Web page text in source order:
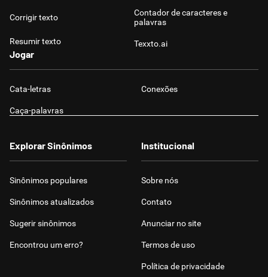
Corrigir texto
Resumir texto
Contador de caracteres e
palavras
Texxto.ai
Jogar
Cata-letras Conexões
Caça-palavras
Explorar Sinônimos
Sinônimos populares
Sinônimos atualizados
Sugerir sinônimos
Encontrou um erro?
Institucional
Sobre nós
Contato
Anunciar no site
Termos de uso
Política de privacidade